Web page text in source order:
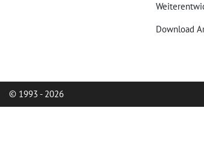
Download
© 1993 - 2026